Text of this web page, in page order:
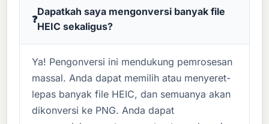
Dapatkah saya mengonversi banyak file
HEIC sekaligus?
Ya! Pengonversi ini mendukung pemrosesan
massal. Anda dapat memilih atau menyeret-
lepas banyak file HEIC, dan semuanya akan
dikonversi ke PNG. Anda dapat